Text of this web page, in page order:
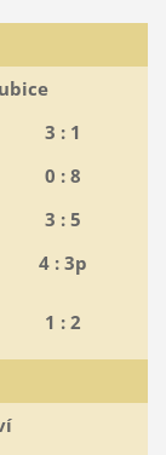
3 : 1
0 : 8
3 : 5
4 : 3p
1 : 2